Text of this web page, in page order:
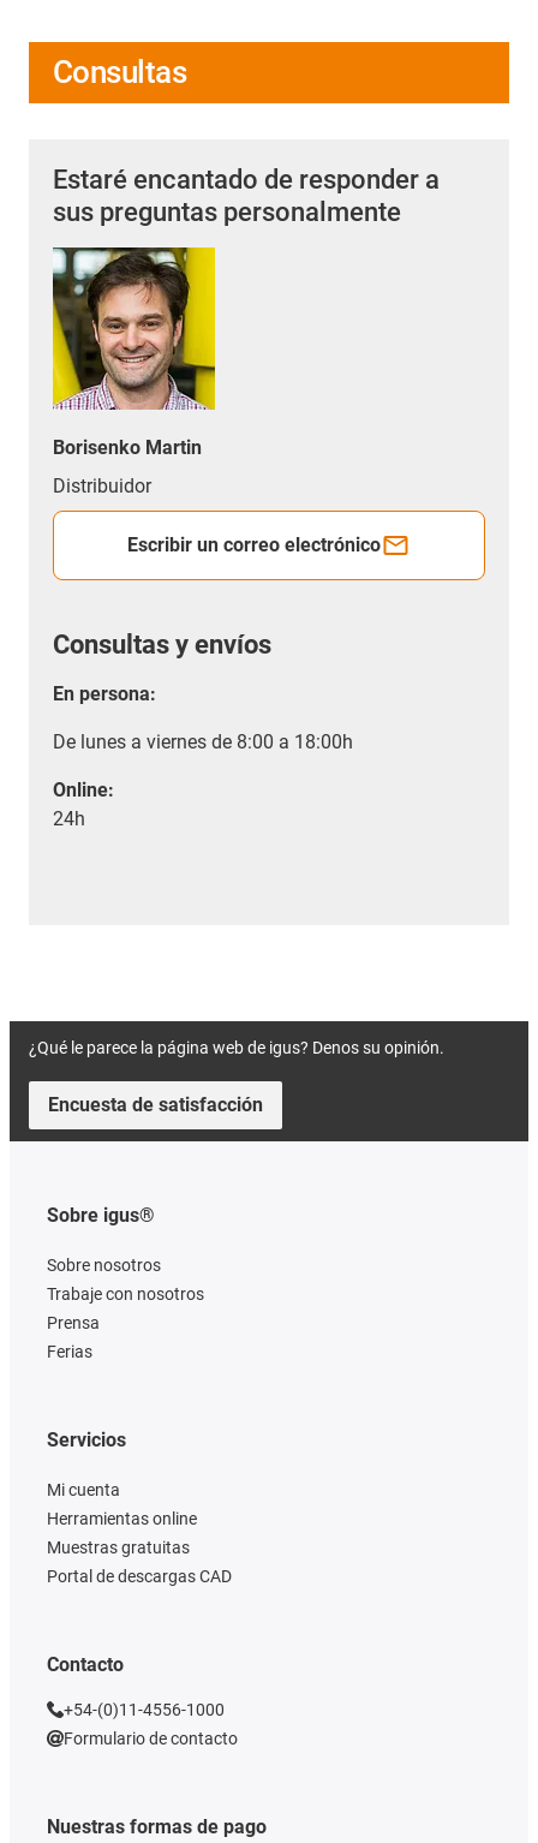
Consultas
Estaré encantado de responder a
sus preguntas personalmente
Borisenko Martin
Distribuidor
Escribir un correo electrónico
Consultas y envíos
En persona:
De lunes a viernes de 8:00 a 18:00h
Online:
24h
¿Qué le parece la página web de igus? Denos su opinión.
Encuesta de satisfacción
Sobre igus®
Sobre nosotros
Trabaje con nosotros
Prensa
Ferias
Nuestras formas de pago
Servicios
Mi cuenta
Herramientas online
Muestras gratuitas
Portal de descargas CAD
Contacto
+54-(0)11-4556-1000
Formulario de contacto